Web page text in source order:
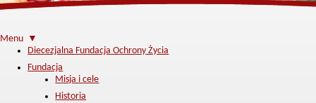
Menu ▼
Diecezjalna Fundacja Ochrony Życia
Fundacja
Misja i cele
Historia